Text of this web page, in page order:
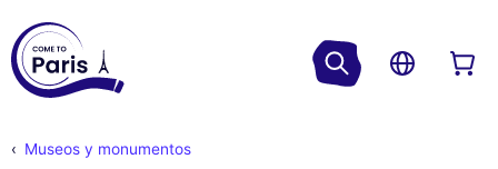
Museos y monumentos